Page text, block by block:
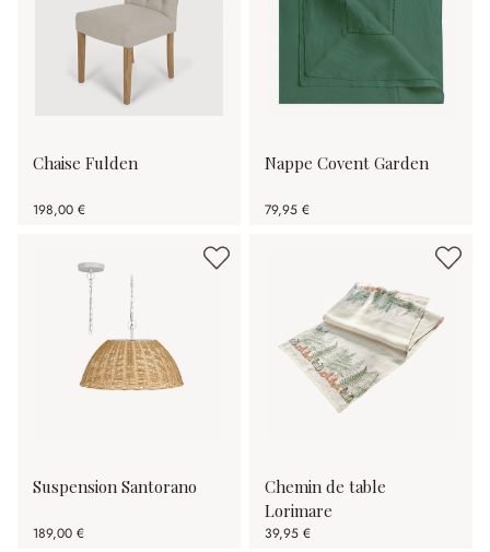
Chaise Fulden
198,00 €
Nappe Covent Garden
79,95 €
Suspension Santorano
189,00 €
Chemin de table
Lorimare
39,95 €